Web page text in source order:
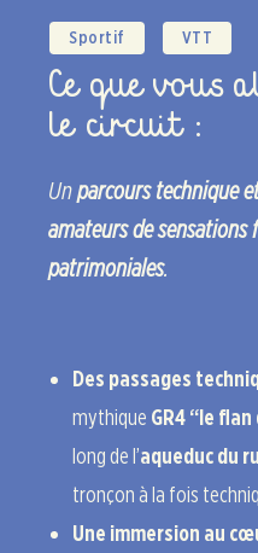
Sportif VTT
Ce que vous
le circuit :
Unparcours technique
amateurs de sensations
patrimoniales.
Des passages
mythique GR4 “le
long de l’aqueduc du
tronçon à la fois
Une immersion au